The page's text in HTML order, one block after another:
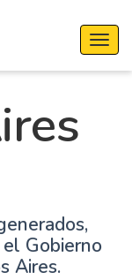
Gobierno
Aires.